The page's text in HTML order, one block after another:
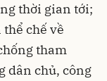
thời gian tới;
chế về
tham
dân chủ, công